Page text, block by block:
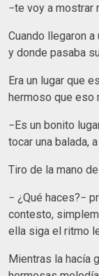
−te voy a mostrar
Cuando llegaron
y donde pasaba
Era un lugar que
hermoso que eso
−Es un bonito
tocar una balada,
Tiro de la mano
− ¿Qué haces?−
contesto,
ella siga el ritmo
Mientras la hacía